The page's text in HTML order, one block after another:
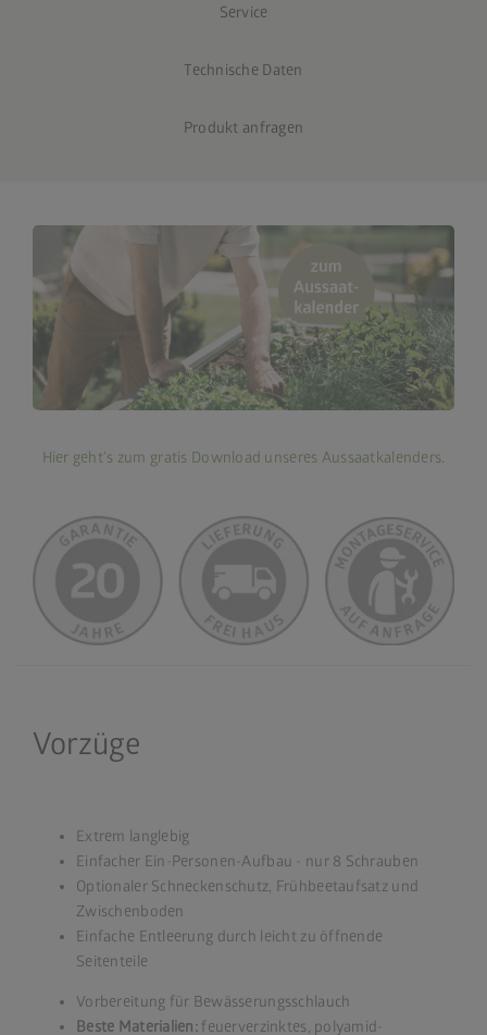
Service
Technische Daten
Produkt anfragen
Hier geht's zum gratis Download unseres Aussaatkalenders.
Vorzüge
Extrem langlebig
Einfacher Ein-Personen-Aufbau - nur 8 Schrauben
Optionaler Schneckenschutz, Frühbeetaufsatz und
Zwischenboden
Einfache Entleerung durch leicht zu öffnende
Seitenteile
Vorbereitung für Bewässerungsschlauch
Beste Materialien: feuerverzinktes, polyamid-